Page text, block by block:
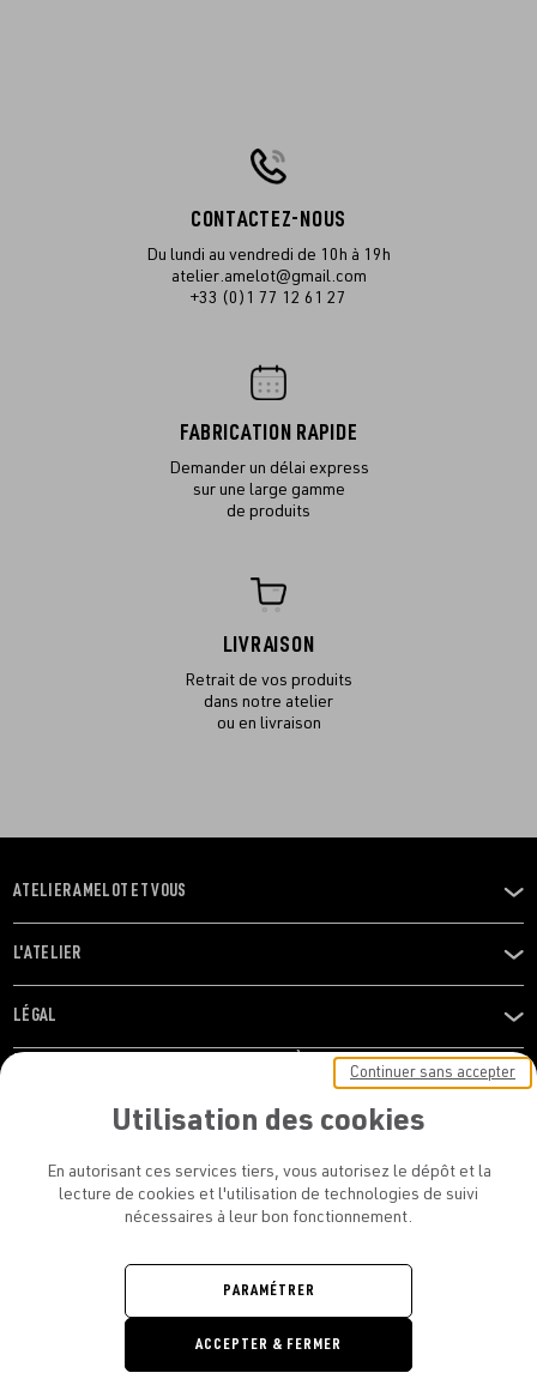
CONTACTEZ-NOUS
Du lundi au vendredi de 10h à 19h
atelier.amelot@gmail.com
+33 (0)1 77 12 61 27
FABRICATION RAPIDE
Demander un délai express
sur une large gamme
de produits
LIVRAISON
Retrait de vos produits
dans notre atelier
ou en livraison
OUVRIR
LE
MENU
ATELIER AMELOT ET VOUS
OUVRIR
LE
MENU
L'ATELIER
OUVRIR
LE
LÉGAL
RESTONS EN CONTACT ! ABONNEZ-VOUS À NOTRE
conditions d’utilisation de l’Atelier Amelot
ATELIER AMELOT - TOUS DROITS
Retrouvez
Retrouvez
Utilisation des cookies
En autorisant ces services tiers, vous autorisez le dépôt et la
lecture de cookies et l'utilisation de technologies de suivi
nécessaires à leur bon fonctionnement.
Continuer sans accepter
PARAMÉTRER
ACCEPTER & FERMER